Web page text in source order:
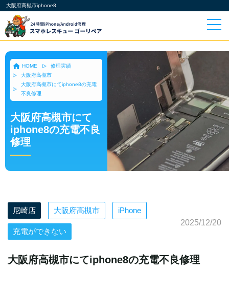
大阪府高槻市iphone8
HOME
修理実績
大阪府高槻市
大阪府高槻市にてiphone8の充電
不良修理
大阪府高槻市にて
iphone8の充電不良
修理
尼崎店 大阪府高槻市 iPhone
充電ができない
2025/12/20
大阪府高槻市にてiphone8の充電不良修理